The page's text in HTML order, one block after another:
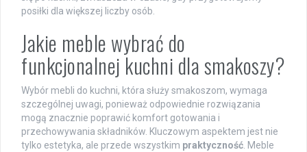
posiłki dla większej liczby osób.
Jakie meble wybrać do
funkcjonalnej kuchni dla smakoszy?
Wybór mebli do kuchni, która służy smakoszom, wymaga
szczególnej uwagi, ponieważ odpowiednie rozwiązania
mogą znacznie poprawić komfort gotowania i
przechowywania składników. Kluczowym aspektem jest nie
tylko estetyka, ale przede wszystkim praktyczność. Meble